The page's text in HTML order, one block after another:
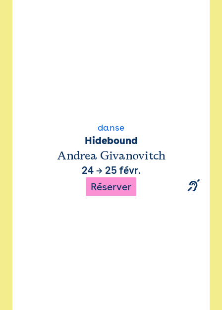
danse
Hidebound
Andrea Givanovitch
24→ 25 févr.
Réserver